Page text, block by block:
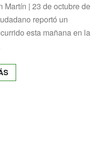
Martín | 23 de octubre de
reportó un
esta mañana en la